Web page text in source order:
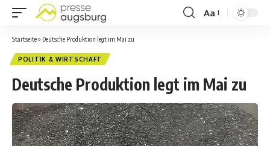
Aa
Startseite» Deutsche Produktion legt im Mai zu
POLITIK & WIRTSCHAFT
Deutsche Produktion legt im Mai zu